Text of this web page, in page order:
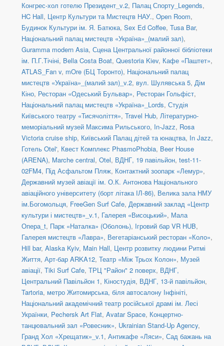
Конгрес-хол готелю Президент_v.2, Палац Спорту_Legends,
HC Hall, Центр Культури та Мистецтв НАУ., Open Room,
Будинок Культури ім. Я. Батюка, Sex Ed Coffee, Tusa Bar,
Національний палац мистецтв «Україна»_(малий зал),
Guramma modern Asia, Сцена Центральної районної бібліотеки
ім. П.Г.Тічіні, Bella Costa Boat, Questoria Kiev, Кафе «Паштет»,
ATLAS_Fan v, mOre (БЦ Торонто), Національний палац
мистецтв «Україна»_(малий зал)_v.2, вул. Шулявська 5, Дім
Кіно, Ресторан «Одеський Бульвар», Ресторан Гольфіст,
Національний палац мистецтв «Україна»_Lords, Студія
Київського театру «Тисячоліття», Travel Hub, Літературно-
меморіальний музей Максима Рильського, In-Jazz, Rosa
Victoria cruise ship, Київський Палац дітей та юнацтва, In Jazz,
Готель Otel', Квест Комплекс PhasmoPhobia, Beer House
(ARENA), Marche central, Otel, ВДНГ, 19 павільйон, test-11-
02FM4, Під Асфальтом Пляж, Контактний зоопарк «Лемур»,
Державний музей авіації ім. О.К. Антонова Національного
авіаційного університету (борт літака ІЛ-86), Велика зала НМУ
ім.Богомольця, FreeGen Surf Cafe, Державний заклад «Центр
культури і мистецтв»_v.1, Галерея «Висоцький», Мала
Опера_t, Парк «Наталка» (Оболонь), Ігровий бар VR HUB,
Галерея мистецтв «Лавра», Вегетаріанський ресторан «Коло»,
Hill bar, Alaska Kyiv, Main Hall, Центр розвитку людини Ритмі
Життя, Арт-бар ARKA12, Театр «Між Трьох Колон», Музей
авіації, Tiki Surf Cafe, ТРЦ "Район" 2 поверх, ВДНГ,
Центральний Павільйон 1, Кіностудія, ВДНГ, 13-й павільйон,
Tartoria, метро Житомирська, біля автосалону Інфініті,
Національний академічний театр російської драмі ім. Лесі
Українки, Pechersk Art Flat, Avatar Space, Концертно-
танцювальний зал «Ровесник», Ukrainian Stand-Up Agency,
Гранд Хол «Хрещатик»_v.1, Антикафе «Ляси», Сад бажань на